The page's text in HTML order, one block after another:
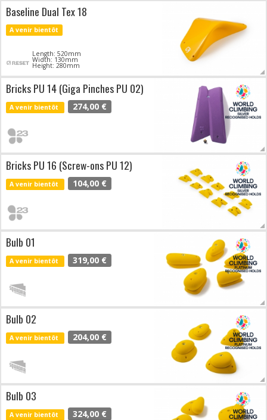
Baseline Dual Tex 18
A venir bientôt
Length: 520mm
Width: 130mm
Height: 280mm
Bricks PU 14 (Giga Pinches PU 02)
A venir bientôt 274,00 €
Bricks PU 16 (Screw-ons PU 12)
A venir bientôt 104,00 €
Bulb 01
A venir bientôt 319,00 €
Bulb 02
A venir bientôt 204,00 €
Bulb 03
A venir bientôt 324,00 €